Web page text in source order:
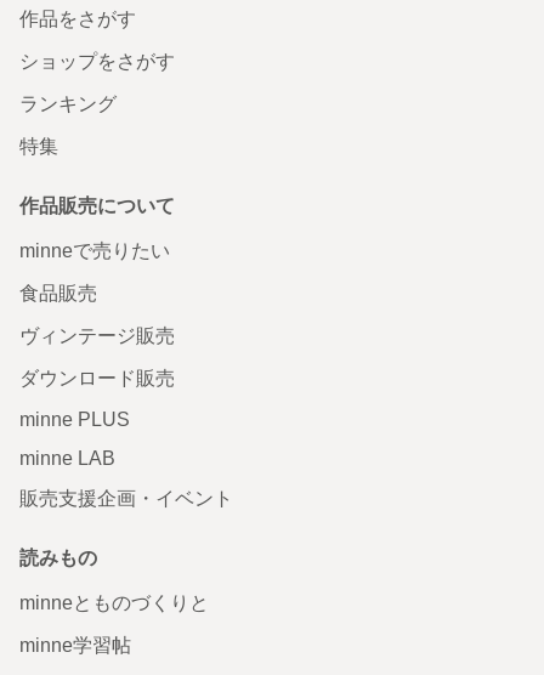
作品をさがす
ショップをさがす
ランキング
特集
作品販売について
minneで売りたい
食品販売
ヴィンテージ販売
ダウンロード販売
minne PLUS
minne LAB
販売支援企画・イベント
読みもの
minneとものづくりと
minne学習帖